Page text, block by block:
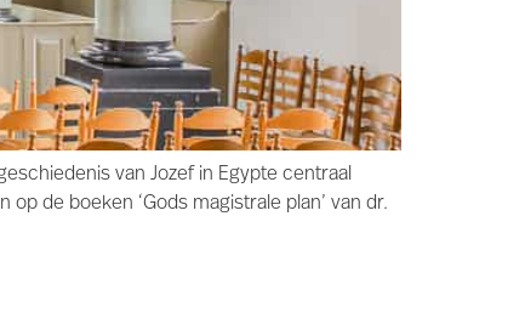
van Jozef in Egypte centraal
de boeken ‘Gods magistrale plan’ van dr.